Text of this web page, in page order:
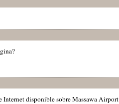
Internet disponible sobre Massawa Airport